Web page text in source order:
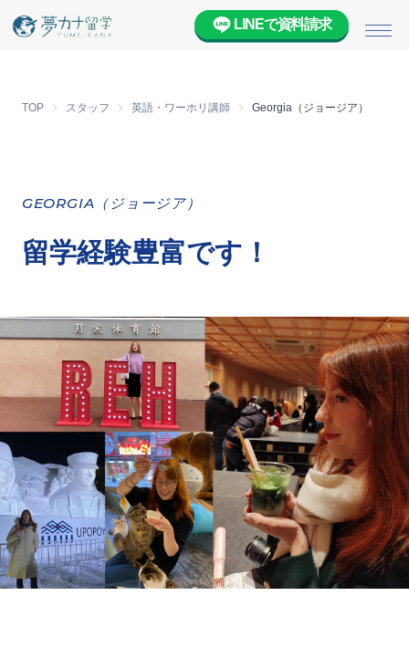
メ
LINEで資料請求
TOP スタッフ 英語・ワーホリ講師 Georgia（ジョージア）
GEORGIA（ジョージア）
留学経験豊富です！